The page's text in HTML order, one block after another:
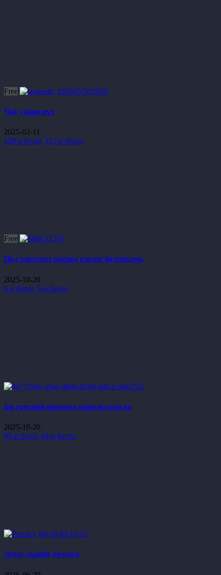
Free
Час улаан нүд
2025-02-11
128-р бүлэг 127-р бүлэг
Free
Цол хэргэмээ орхиод гэрлэх болчихлоо.
2025-10-20
6-р бүлэг 5-р бүлэг
Би гүнтний өргөмөл охин болсон нь
2025-10-20
85-р бүлэг 84-р бүлэг
Эсрэг дүрийг бүтээгч